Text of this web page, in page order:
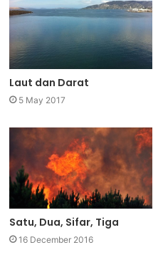
Laut dan Darat
5 May 2017
Satu, Dua, Sifar, Tiga
16 December 2016